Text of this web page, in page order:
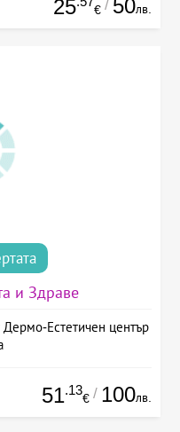
25 € / 50лв.
и Здраве
Естетичен център
51.13
€ / 100лв.